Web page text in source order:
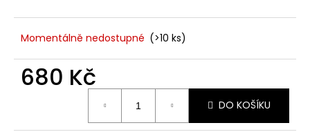
Momentálně nedostupné (>10 ks)
680 Kč
DO KOŠÍKU